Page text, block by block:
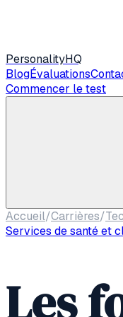
PersonalityHQ
BlogÉvaluations
Commencer le test
Accueil/Carrières/
Services de santé et
Les